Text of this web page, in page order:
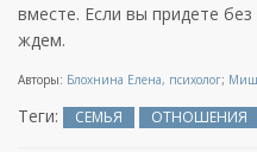
вместе. Если вы придете
ждем.
Авторы: Блохнина Елена, психолог;
Теги: СЕМЬЯ ОТНОШЕНИЯ